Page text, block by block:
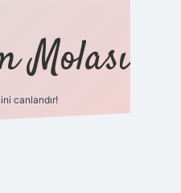
Molası
canlandır!